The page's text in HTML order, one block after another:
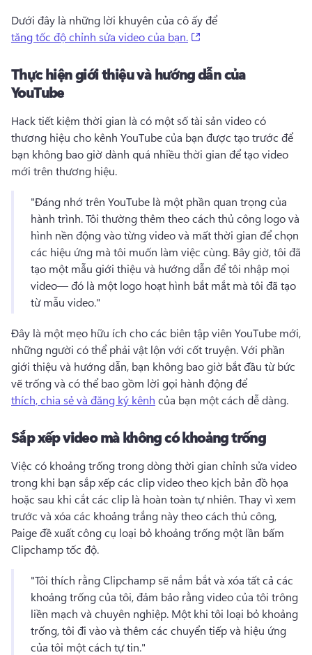
Dưới đây là những lời khuyên của cô ấy để
tăng tốc độ chỉnh sửa video của bạn.
Thực hiện giới thiệu và hướng dẫn của
YouTube
Hack tiết kiệm thời gian là có một số tài sản video có
thương hiệu cho kênh YouTube của bạn được tạo trước để
bạn không bao giờ dành quá nhiều thời gian để tạo video
mới trên thương hiệu.
"Đáng nhớ trên YouTube là một phần quan trọng của
hành trình. Tôi thường thêm theo cách thủ công logo và
hình nền động vào từng video và mất thời gian để chọn
các hiệu ứng mà tôi muốn làm việc cùng. Bây giờ, tôi đã
tạo một mẫu giới thiệu và hướng dẫn để tôi nhập mọi
video— đó là một logo hoạt hình bắt mắt mà tôi đã tạo
từ mẫu video."
Đây là một mẹo hữu ích cho các biên tập viên YouTube mới,
những người có thể phải vật lộn với cốt truyện. Với phần
giới thiệu và hướng dẫn, bạn không bao giờ bắt đầu từ bức
vẽ trống và có thể bao gồm lời gọi hành động để
thích, chia sẻ và đăng ký kênh của bạn một cách dễ dàng.
Sắp xếp video mà không có khoảng trống
Việc có khoảng trống trong dòng thời gian chỉnh sửa video
trong khi bạn sắp xếp các clip video theo kịch bản đồ họa
hoặc sau khi cắt các clip là hoàn toàn tự nhiên. Thay vì xem
trước và xóa các khoảng trắng này theo cách thủ công,
Paige đề xuất công cụ loại bỏ khoảng trống một lần bấm
Clipchamp tốc độ.
"Tôi thích rằng Clipchamp sẽ nắm bắt và xóa tất cả các
khoảng trống của tôi, đảm bảo rằng video của tôi trông
liền mạch và chuyên nghiệp. Một khi tôi loại bỏ khoảng
trống, tôi đi vào và thêm các chuyển tiếp và hiệu ứng
của tôi một cách tự tin."